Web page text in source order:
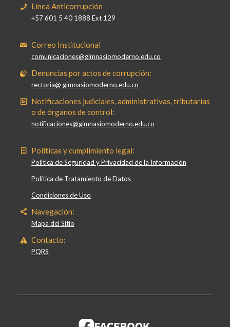
Línea Anticorrupción
+57 601 5 40 1888 Ext 129
Correo Institucional
comunicaciones@gimnasiomoderno.edu.co
Denuncias por actos de corrupción:
rectoria@ gimnasiomoderno.edu.co
Notificaciones judiciales, administrativas, tributarias
o de órganos de control:
notificaciones@gimnasiomoderno.edu.co
Políticas y cumplimiento legal:
Política de Seguridad y Privacidad de la Información
Política de Tratamiento de Datos
Condiciones de Uso
Navegación:
Mapa del Sitio
Contacto:
PQRS